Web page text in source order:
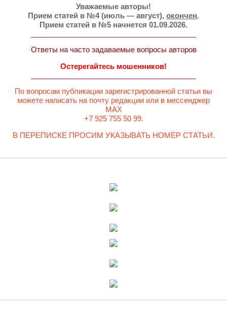
Уважаемые авторы!
Прием статей в №4 (июль — август), окончен.
Прием статей в №5 начнется 01.09.2026.
Ответы на часто задаваемые вопросы авторов
Остерегайтесь мошенников!
По вопросам публикации зарегистрированной статьи вы
можете написать на почту редакции или в мессенджер
MAX
+7 925 755 50 99.
В ПЕРЕПИСКЕ ПРОСИМ УКАЗЫВАТЬ НОМЕР СТАТЬИ.